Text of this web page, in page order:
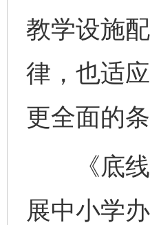
教学设施
律，也适
更全面的条
《底线
展中小学